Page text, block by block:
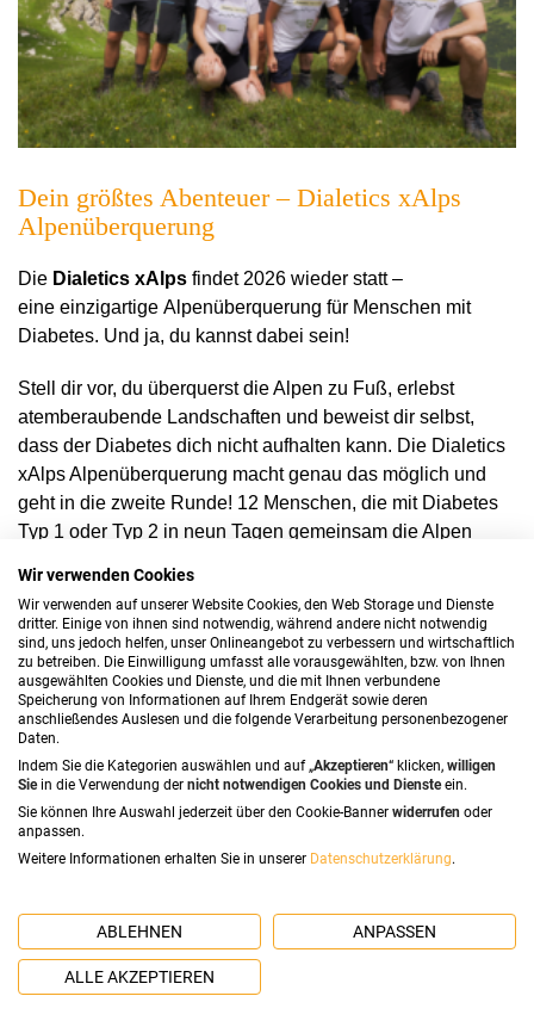
Dein größtes Abenteuer – Dialetics xAlps
Alpenüberquerung
Die Dialetics xAlps findet 2026 wieder statt –
eine einzigartige Alpenüberquerung für Menschen mit
Diabetes. Und ja, du kannst dabei sein!
Stell dir vor, du überquerst die Alpen zu Fuß, erlebst
atemberaubende Landschaften und beweist dir selbst,
dass der Diabetes dich nicht aufhalten kann. Die Dialetics
xAlps Alpenüberquerung macht genau das möglich und
geht in die zweite Runde! 12 Menschen, die mit Diabetes
Typ 1 oder Typ 2 in neun Tagen gemeinsam die Alpen
Was erwartet dich bei
der Dialetics xAlps
Alpenüberquerung?
Vom 2 Juli bis zum 11. Juli 2026 führt die Route von
neun Tagen werden 130 km und 7.000 Höhenmeter
zurückgelegt, mit Tagesetappen zwischen 7 und 27 km
und Aufstiegen von bis zu 1.200 m.
Wir verwenden Cookies
Wir verwenden auf unserer Website Cookies, den Web Storage und Dienste
dritter. Einige von ihnen sind notwendig, während andere nicht notwendig
sind, uns jedoch helfen, unser Onlineangebot zu verbessern und wirtschaftlich
zu betreiben. Die Einwilligung umfasst alle vorausgewählten, bzw. von Ihnen
ausgewählten Cookies und Dienste, und die mit Ihnen verbundene
Speicherung von Informationen auf Ihrem Endgerät sowie deren
anschließendes Auslesen und die folgende Verarbeitung personenbezogener
Daten.
Indem Sie die Kategorien auswählen und auf „Akzeptieren“ klicken, willigen
Sie in die Verwendung der nicht notwendigen Cookies und Diensteein.
Sie können Ihre Auswahl jederzeit über den Cookie-Banner widerrufen oder
anpassen.
Weitere Informationen erhalten Sie in unserer Datenschutzerklärung.
ABLEHNEN ANPASSEN
ALLE AKZEPTIEREN